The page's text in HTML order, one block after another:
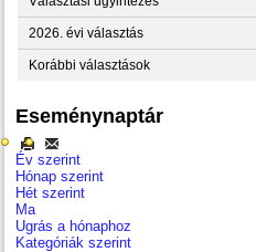
2026. évi választás
Korábbi választások
Eseménynaptár
Év szerint
Hónap szerint
Hét szerint
Ma
Ugrás a hónaphoz
Kategóriák szerint